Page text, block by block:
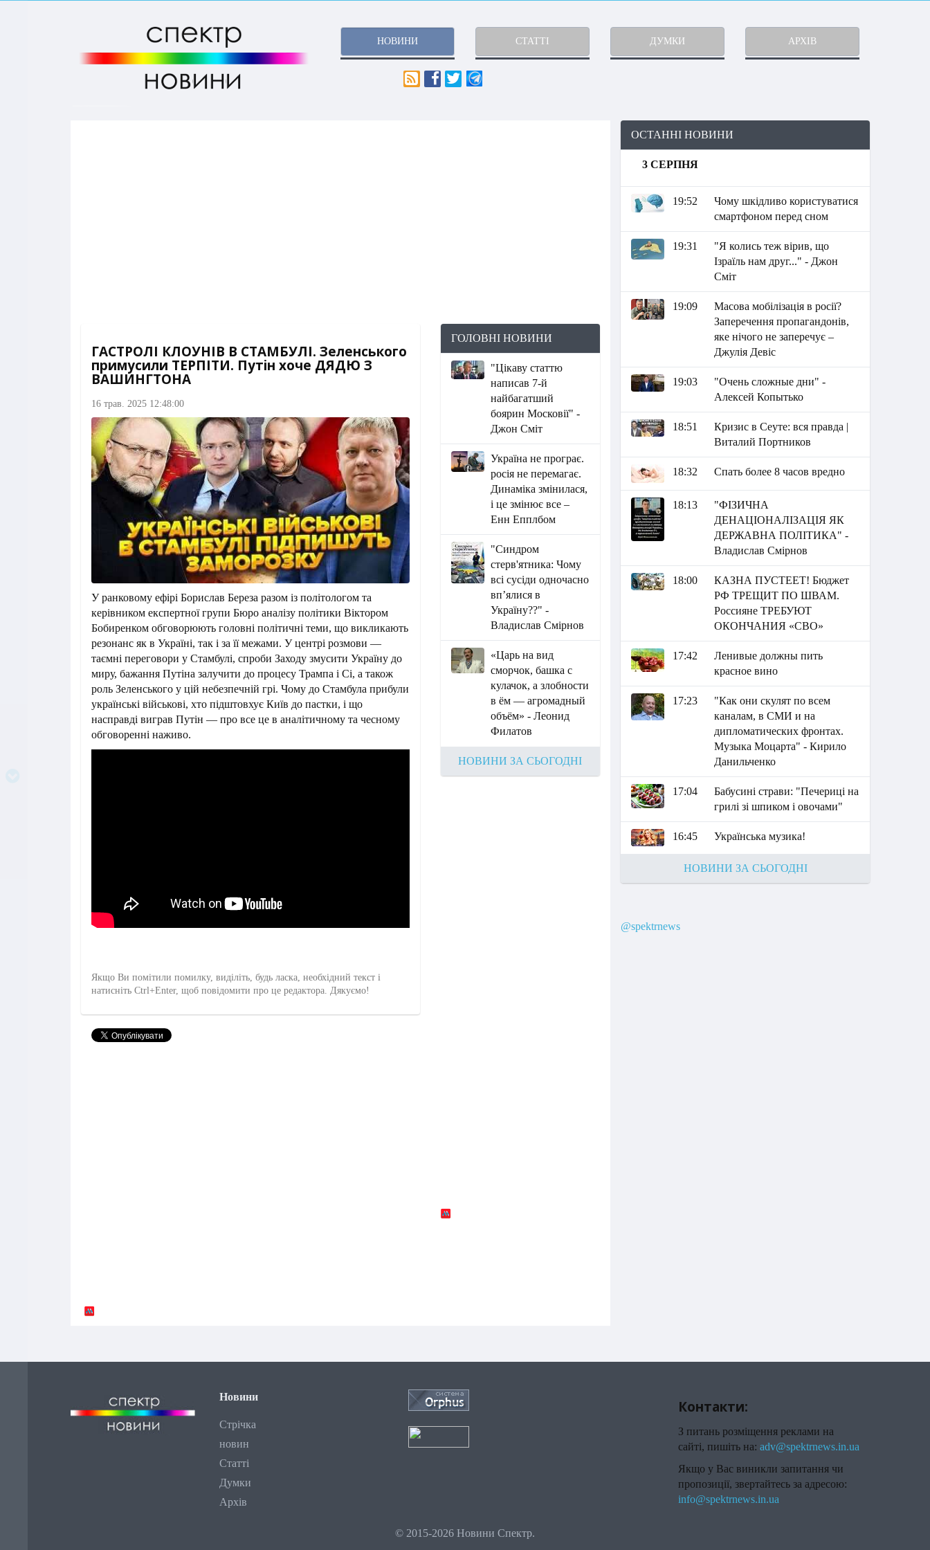
НОВИНИ СТАТТІ ДУМКИ АРХІВ
ГАСТРОЛІ КЛОУНІВ В СТАМБУЛІ. Зеленського
примусили ТЕРПІТИ. Путін хоче ДЯДЮ З
ВАШИНГТОНА
16 трав. 2025 12:48:00
У ранковому ефірі Борислав Береза разом із політологом та
керівником експертної групи Бюро аналізу політики Віктором
Бобиренком обговорюють головні політичні теми, що викликають
резонанс як в Україні, так і за її межами. У центрі розмови —
таємні переговори у Стамбулі, спроби Заходу змусити Україну до
миру, бажання Путіна залучити до процесу Трампа і Сі, а також
роль Зеленського у цій небезпечній грі. Чому до Стамбула прибули
українські військові, хто підштовхує Київ до пастки, і що
насправді виграв Путін — про все це в аналітичному та чесному
обговоренні наживо.
Якщо Ви помітили помилку, виділіть, будь ласка, необхідний текст і
натисніть Ctrl+Enter, щоб повідомити про це редактора. Дякуємо!
ГОЛОВНІ НОВИНИ
"Цікаву статтю
написав 7-й
найбагатший
боярин Московії" -
Джон Сміт
Україна не програє.
росія не перемагає.
Динаміка змінилася,
і це змінює все –
Енн Епплбом
"Синдром
стерв'ятника: Чому
всі сусіди одночасно
вп’ялися в
Україну??" -
Владислав Смірнов
«Царь на вид
сморчок, башка с
кулачок, а злобности
в ём — агромадный
объём» - Леонид
Филатов
НОВИНИ ЗА СЬОГОДНІ
ОСТАННІ НОВИНИ
3 СЕРПНЯ
19:52
Чому шкідливо користуватися
смартфоном перед сном
19:31
"Я колись теж вірив, що
Ізраїль нам друг..." - Джон
Сміт
19:09
Масова мобілізація в росії?
Заперечення пропагандонів,
яке нічого не заперечує –
Джулія Девіс
19:03
"Очень сложные дни" -
Алексей Копытько
18:51
Кризис в Сеуте: вся правда |
Виталий Портников
18:32 Спать более 8 часов вредно
18:13
"ФІЗИЧНА
ДЕНАЦІОНАЛІЗАЦІЯ ЯК
ДЕРЖАВНА ПОЛІТИКА" -
Владислав Смірнов
18:00
КАЗНА ПУСТЕЕТ! Бюджет
РФ ТРЕЩИТ ПО ШВАМ.
Россияне ТРЕБУЮТ
ОКОНЧАНИЯ «СВО»
17:42
Ленивые должны пить
красное вино
17:23
"Как они скулят по всем
каналам, в СМИ и на
дипломатических фронтах.
Музыка Моцарта" - Кирило
Данильченко
17:04
Бабусині страви: "Печериці на
грилі зі шпиком і овочами"
16:45 Українська музика!
НОВИНИ ЗА СЬОГОДНІ
@spektrnews
Новини
Стрічка
новин
Статті
Думки
Архів
Контакти:
З питань розміщення реклами на
сайті, пишіть на: adv@spektrnews.in.ua
Якщо у Вас виникли запитання чи
пропозиції, звертайтесь за адресою:
info@spektrnews.in.ua
© 2015-2026 Новини Спектр.